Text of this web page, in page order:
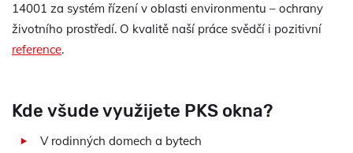
14001 za systém řízení v oblasti environmentu – ochrany
životního prostředí. O kvalitě naší práce svědčí i pozitivní
reference.
Kde všude využijete PKS okna?
V rodinných domech a bytech